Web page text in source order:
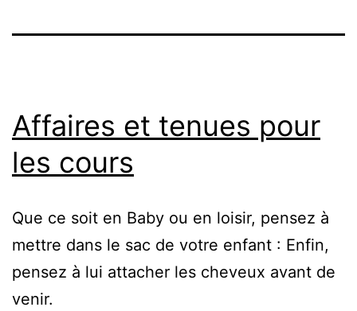
Affaires et tenues pour
les cours
Que ce soit en Baby ou en loisir, pensez à
mettre dans le sac de votre enfant : Enfin,
pensez à lui attacher les cheveux avant de
venir.